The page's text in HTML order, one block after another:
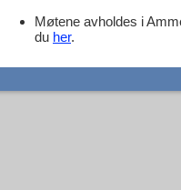
Møtene avholdes i
du her.